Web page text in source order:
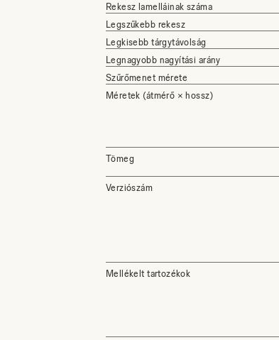
Rekesz lamelláinak száma
Legszűkebb rekesz
Legkisebb tárgytávolság
Legnagyobb nagyítási arány
Szűrőmenet mérete
Méretek (átmérő × hossz)
Tömeg
Verziószám
Mellékelt tartozékok